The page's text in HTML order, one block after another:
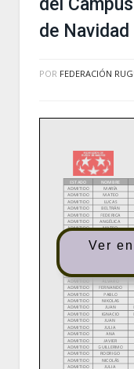
del
de
POR FEDERACIÓN
Ver